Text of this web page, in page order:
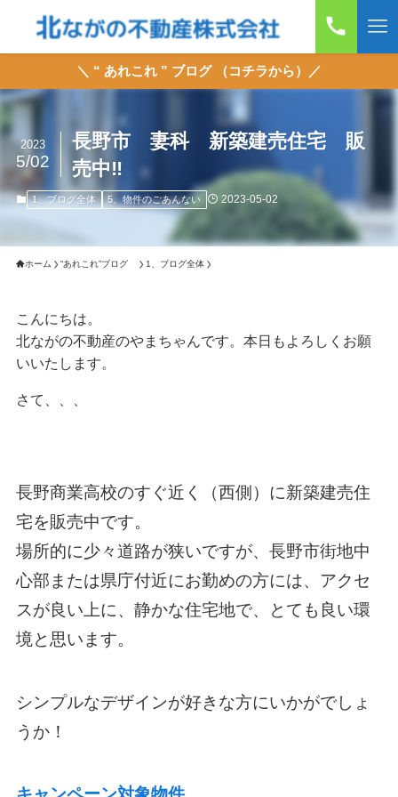
＼ “ あれこれ ” ブログ （コチラから）／
長野市 妻科 新築建売住宅 販
売中‼
2023
5/02
1、ブログ全体 5、物件のごあんない 2023-05-02
ホーム “あれこれ”ブログ 1、ブログ全体
こんにちは。
北ながの不動産のやまちゃんです。本日もよろしくお願
いいたします。
さて、、、
長野商業高校のすぐ近く（西側）に新築建売住
宅を販売中です。
場所的に少々道路が狭いですが、長野市街地中
心部または県庁付近にお勤めの方には、アクセ
スが良い上に、静かな住宅地で、とても良い環
境と思います。
シンプルなデザインが好きな方にいかがでしょ
うか！